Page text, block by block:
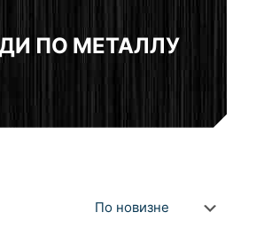
ПО МЕТАЛЛУ